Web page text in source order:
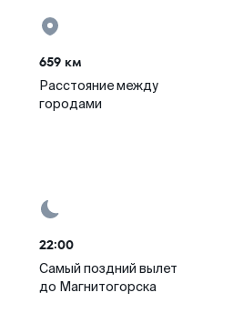
659 км
Расстояние между
городами
22:00
Самый поздний вылет
до Магнитогорска